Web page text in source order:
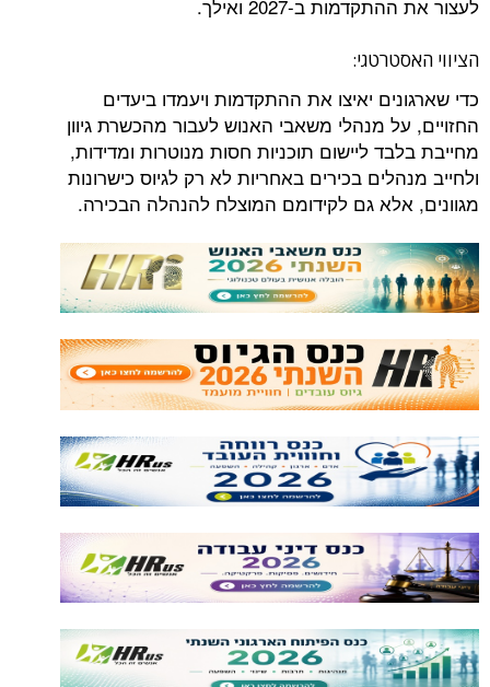
לעצור את ההתקדמות ב-2027 ואילך.
הציווי האסטרטגי:
כדי שארגונים יאיצו את ההתקדמות ויעמדו ביעדים
החזויים, על מנהלי משאבי האנוש לעבור מהכשרת גיוון
מחייבת בלבד ליישום תוכניות חסות מנוטרות ומדידות,
ולחייב מנהלים בכירים באחריות לא רק לגיוס כישרונות
מגוונים, אלא גם לקידומם המוצלח להנהלה הבכירה.